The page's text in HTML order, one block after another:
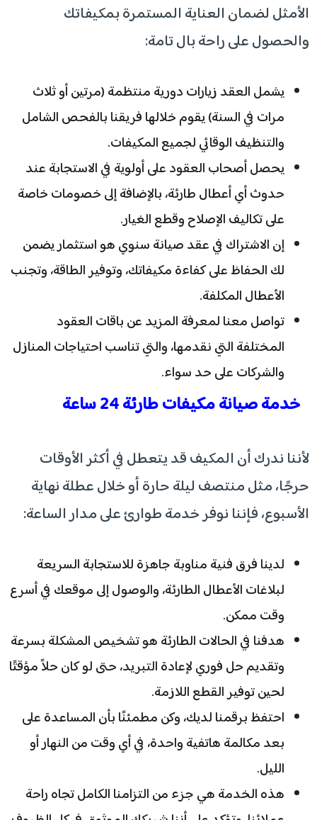
الأمثل لضمان العناية المستمرة بمكيفاتك
والحصول على راحة بال تامة:
يشمل العقد زيارات دورية منتظمة (مرتين أو ثلاث
مرات في السنة) يقوم خلالها فريقنا بالفحص الشامل
والتنظيف الوقائي لجميع المكيفات.
يحصل أصحاب العقود على أولوية في الاستجابة عند
حدوث أي أعطال طارئة، بالإضافة إلى خصومات خاصة
على تكاليف الإصلاح وقطع الغيار.
إن الاشتراك في عقد صيانة سنوي هو استثمار يضمن
لك الحفاظ على كفاءة مكيفاتك، وتوفير الطاقة، وتجنب
الأعطال المكلفة.
تواصل معنا لمعرفة المزيد عن باقات العقود
المختلفة التي نقدمها، والتي تناسب احتياجات المنازل
والشركات على حد سواء.
خدمة صيانة مكيفات طارئة 24 ساعة
لأننا ندرك أن المكيف قد يتعطل في أكثر الأوقات
حرجًا، مثل منتصف ليلة حارة أو خلال عطلة نهاية
الأسبوع، فإننا نوفر خدمة طوارئ على مدار الساعة:
لدينا فرق فنية مناوبة جاهزة للاستجابة السريعة
لبلاغات الأعطال الطارئة، والوصول إلى موقعك في أسرع
وقت ممكن.
هدفنا في الحالات الطارئة هو تشخيص المشكلة بسرعة
وتقديم حل فوري لإعادة التبريد، حتى لو كان حلاً مؤقتًا
لحين توفير القطع اللازمة.
احتفظ برقمنا لديك، وكن مطمئنًا بأن المساعدة على
بعد مكالمة هاتفية واحدة، في أي وقت من النهار أو
الليل.
هذه الخدمة هي جزء من التزامنا الكامل تجاه راحة